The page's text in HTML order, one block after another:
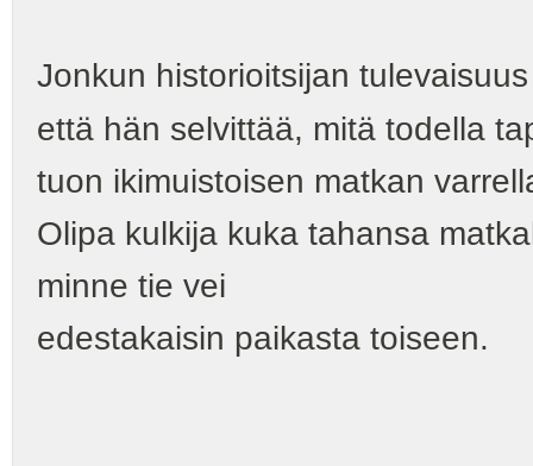
Jonkun historioitsijan
että hän selvittää, mitä todella
tuon ikimuistoisen matkan
Olipa kulkija kuka tahansa
minne tie vei
edestakaisin paikasta toiseen.